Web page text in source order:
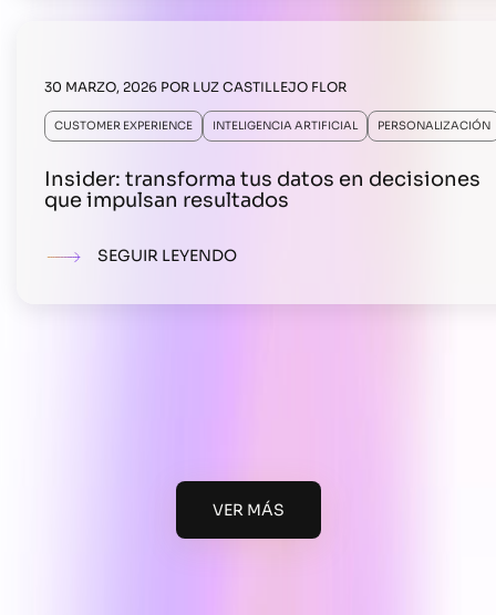
30 MARZO, 2026 POR LUZ CASTILLEJO FLOR
CUSTOMER EXPERIENCE INTELIGENCIA ARTIFICIAL PERSONALIZACIÓN
Insider: transforma tus datos en decisiones
que impulsan resultados
SEGUIR LEYENDO
VER MÁS